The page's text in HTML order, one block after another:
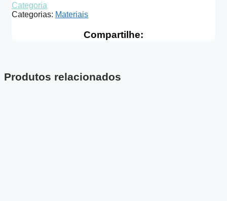
Categoria
Categorias: Materiais
Compartilhe:
Produtos relacionados